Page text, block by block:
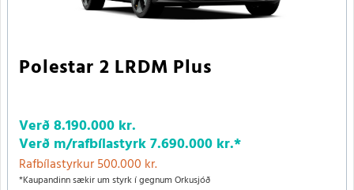
Polestar 2 LRDM Plus
Verð8.190.000 kr.
Verð m/rafbílastyrk7.690.000 kr.*
Rafbílastyrkur 500.000 kr.
*Kaupandinn sækir um styrk í gegnum Orkusjóð